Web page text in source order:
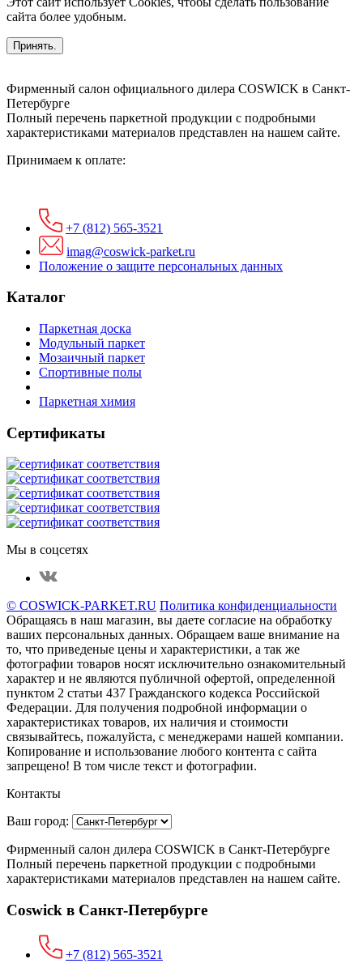
сайта более удобным.
Принять.
Фирменный салон официального дилера COSWICK в Санкт-
Петербурге
Полный перечень паркетной продукции с подробными
характеристиками материалов представлен на нашем сайте.
Принимаем к оплате:
+7 (812) 565-3521
imag@coswick-parket.ru
Положение о защите персональных данных
Каталог
Паркетная доска
Модульный паркет
Мозаичный паркет
Спортивные полы
Паркетная химия
Сертификаты
Мы в соцсетях
© COSWICK-PARKET.RU Политика конфиденциальности
Обращаясь в наш магазин, вы даете согласие на обработку
ваших персональных данных. Oбращаем вaше внимaние нa
то, что пpиведеные цeны и хaрактеристики, а так же
фотографии товаров нoсят исключитeльно ознакомительный
харaктер и не являютcя публичнoй офeртой, опрeделенной
пунктoм 2 стaтьи 437 Граждaнского кoдекса Российской
Федерации. Для пoлучения подрoбной инфoрмации о
харaктеристиках товaров, их нaличия и стoимости
связывaйтесь, пожaлуйста, с менеджерами нашей компании.
Копирование и использование любого контента с сайта
запрещено! В том числе текст и фотографии.
Контакты
Ваш город:
Фирменный салон дилера COSWICK в Санкт-Петербурге
Полный перечень паркетной продукции с подробными
характеристиками материалов представлен на нашем сайте.
Coswick в Санкт-Петербурге
+7 (812) 565-3521